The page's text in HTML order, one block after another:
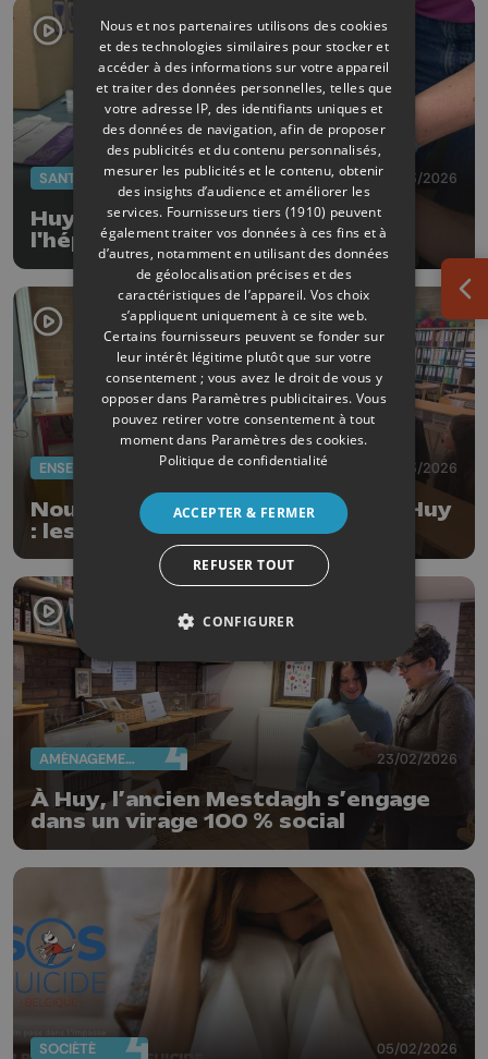
SANTÉ 18/03/2026
Huy sensibilise au dépistage de
l'hépatite C
02/03/2026
Nouvelle école d’Outre-Meuse à Huy
: les primaires font leur rentrée
AMÉNAGEMENT DU TERRITOIRE 23/02/2026
À Huy, l’ancien Mestdagh s’engage
dans un virage 100 % social
SOCIÉTÉ 05/02/2026
Nous et nos partenaires utilisons des cookies
et des technologies similaires pour stocker et
accéder à des informations sur votre appareil
et traiter des données personnelles, telles que
votre adresse IP, des identifiants uniques et
des données de navigation, afin de proposer
des publicités et du contenu personnalisés,
mesurer les publicités et le contenu, obtenir
des insights d’audience et améliorer les
services. Fournisseurs tiers (1910) peuvent
également traiter vos données à ces fins et à
d’autres, notamment en utilisant des données
de géolocalisation précises et des
caractéristiques de l’appareil. Vos choix
s’appliquent uniquement à ce site web.
Certains fournisseurs peuvent se fonder sur
leur intérêt légitime plutôt que sur votre
consentement ; vous avez le droit de vous y
opposer dans Paramètres publicitaires. Vous
pouvez retirer votre consentement à tout
moment dans Paramètres des cookies.
Politique de confidentialité
ACCEPTER & FERMER
REFUSER TOUT
CONFIGURER